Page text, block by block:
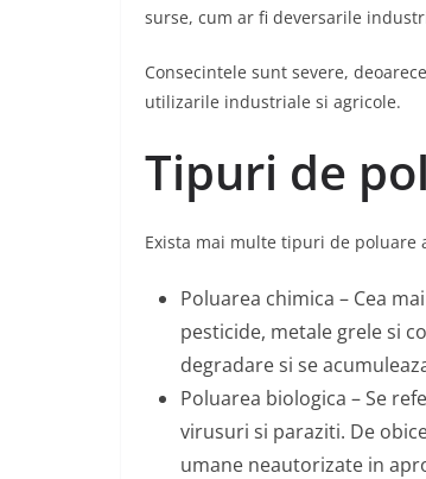
surse, cum ar fi deversarile
Consecintele sunt severe,
utilizarile industriale si agricole.
Tipuri de
Exista mai multe tipuri de poluare
Poluarea chimica – Cea
pesticide, metale grele si
degradare si se
Poluarea biologica – Se
virusuri si paraziti. De
umane neautorizate in